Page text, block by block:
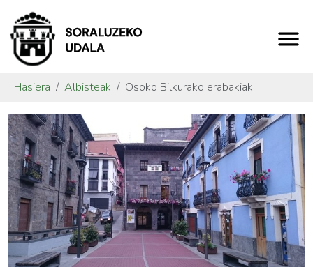
Hasiera Albisteak Osoko Bilkurako erabakiak